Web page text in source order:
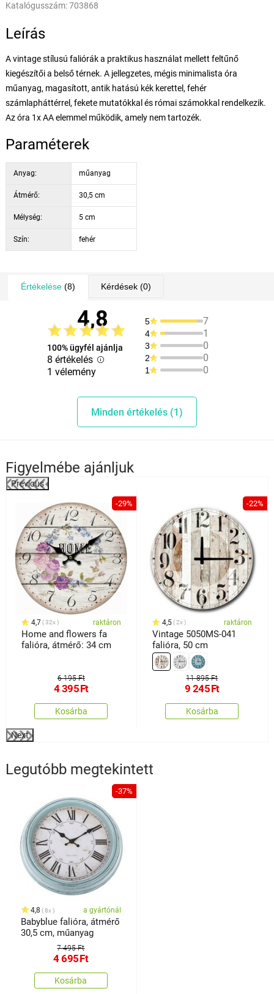
Katalógusszám:703868
Leírás
A vintage stílusú faliórák a praktikus használat mellett feltűnő
kiegészítői a belső térnek. A jellegzetes, mégis minimalista óra
műanyag, magasított, antik hatású kék kerettel, fehér
számlapháttérrel, fekete mutatókkal és római számokkal rendelkezik.
Az óra 1x AA elemmel működik, amely nem tartozék.
Paraméterek
Anyag: műanyag
Átmérő: 30,5 cm
Mélység: 5 cm
Szín: fehér
Értékelése(8) Kérdések(0)
4,8
100% ügyfél ajánlja
8 értékelés
1 vélemény
5 7
4 1
3 0
2 0
1 0
Minden értékelés (1)
Figyelmébe ajánljuk
Previous
-29%
4,7 32x raktáron
Home and flowers fa
falióra, átmérő: 34 cm
6 195 Ft
4 395Ft
Kosárba
-22%
4,5 2x raktáron
Vintage 5050MS-041
falióra, 50 cm
11 895 Ft
9 245Ft
Kosárba
Next
Legutóbb megtekintett
-37%
4,8 8x a gyártónál
Babyblue falióra, átmérő
30,5 cm, műanyag
7 495 Ft
4 695Ft
Kosárba